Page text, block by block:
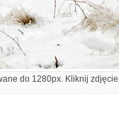
do 1280px. Kliknij